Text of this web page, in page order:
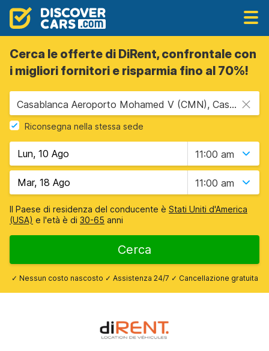
Cerca le offerte di DiRent, confrontale con
i migliori fornitori e risparmia fino al 70%!
Casablanca Aeroporto Mohamed V (CMN), Casablanca, Marocco
Riconsegna nella stessa sede
11:00 am
11:00 am
Il Paese di residenza del conducente è Stati Uniti d'America
(USA) e l'età è di 30-65 anni
Cerca
✓ Nessun costo nascosto ✓ Assistenza 24/7 ✓ Cancellazione gratuita